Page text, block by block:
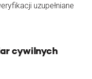
uzupełniane
cywilnych